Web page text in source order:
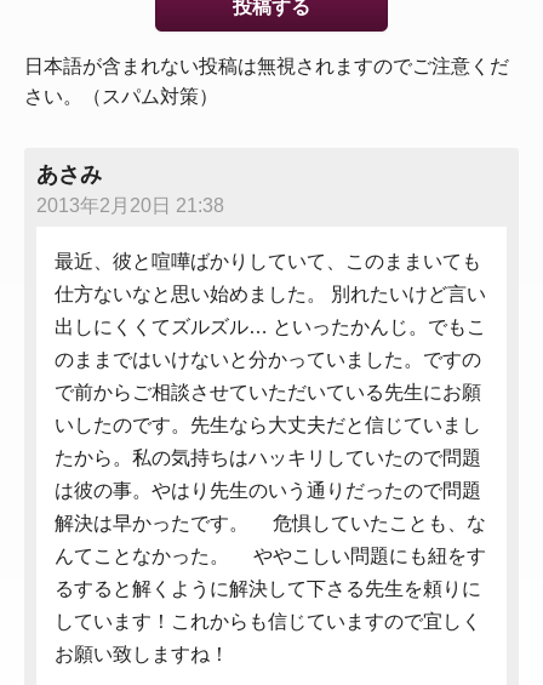
日本語が含まれない投稿は無視されますのでご注意くだ
さい。（スパム対策）
あさみ
2013年2月20日 21:38
最近、彼と喧嘩ばかりしていて、このままいても
仕方ないなと思い始めました。 別れたいけど言い
出しにくくてズルズル… といったかんじ。でもこ
のままではいけないと分かっていました。ですの
で前からご相談させていただいている先生にお願
いしたのです。先生なら大丈夫だと信じていまし
たから。私の気持ちはハッキリしていたので問題
は彼の事。やはり先生のいう通りだったので問題
解決は早かったです。 危惧していたことも、な
んてことなかった。 ややこしい問題にも紐をす
るすると解くように解決して下さる先生を頼りに
しています！これからも信じていますので宜しく
お願い致しますね！